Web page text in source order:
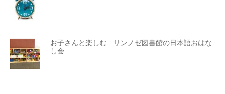
お子さんと楽しむ サンノゼ図書館の日本語おはな
し会